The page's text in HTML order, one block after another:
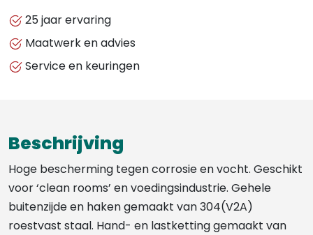
25 jaar ervaring
Maatwerk en advies
Service en keuringen
Beschrijving
Hoge bescherming tegen corrosie en vocht. Geschikt
voor ‘clean rooms’ en voedingsindustrie. Gehele
buitenzijde en haken gemaakt van 304(V2A)
roestvast staal. Hand- en lastketting gemaakt van